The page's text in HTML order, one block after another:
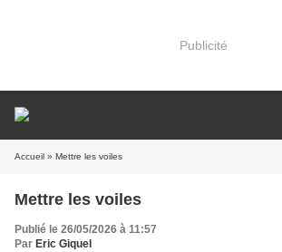
Publicité
Accueil » Mettre les voiles
Mettre les voiles
Publié le 26/05/2026 à 11:57
Par Eric Giquel